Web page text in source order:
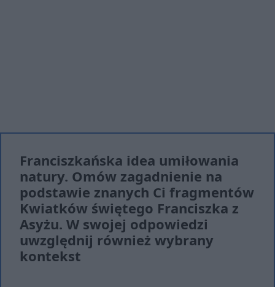
Franciszkańska idea umiłowania
natury. Omów zagadnienie na
podstawie znanych Ci fragmentów
Kwiatków świętego Franciszka z
Asyżu. W swojej odpowiedzi
uwzględnij również wybrany
kontekst